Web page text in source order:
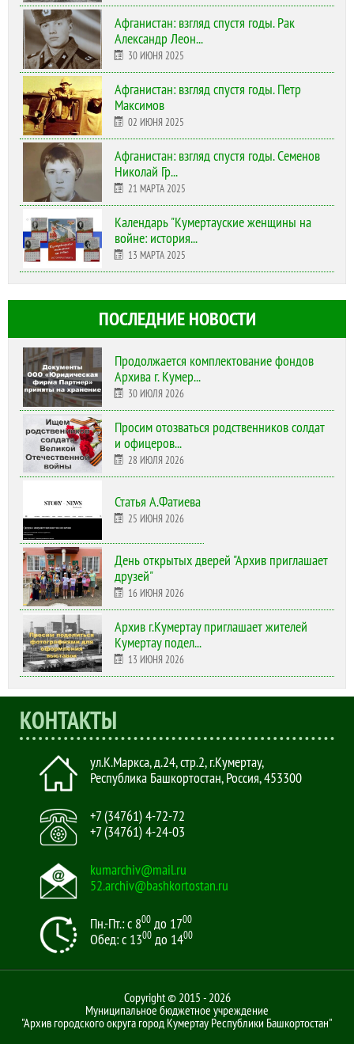
Афганистан: взгляд спустя годы. Рак
Александр Леон...
30 ИЮНЯ 2025
Афганистан: взгляд спустя годы. Петр
Максимов
02 ИЮНЯ 2025
Афганистан: взгляд спустя годы. Семенов
Николай Гр...
21 МАРТА 2025
Календарь "Кумертауские женщины на
войне: история...
13 МАРТА 2025
ПОСЛЕДНИЕ НОВОСТИ
Продолжается комплектование фондов
Архива г. Кумер...
30 ИЮЛЯ 2026
Просим отозваться родственников солдат
и офицеров...
28 ИЮЛЯ 2026
Статья А.Фатиева
25 ИЮНЯ 2026
День открытых дверей "Архив приглашает
друзей"
16 ИЮНЯ 2026
Архив г.Кумертау приглашает жителей
Кумертау подел...
13 ИЮНЯ 2026
КОНТАКТЫ
ул.К.Маркса, д.24, стр.2,г.Кумертау,
Республика Башкортостан, Россия,453300
+7 (34761) 4-72-72
+7 (34761) 4-24-03
kumarchiv@mail.ru
52.archiv@bashkortostan.ru
Пн.-Пт.: с 800 до 1700
Обед: с 1300 до 1400
Copyright © 2015 - 2026
Муниципальное бюджетное учреждение
"Архив городского округа город Кумертау Республики Башкортостан"